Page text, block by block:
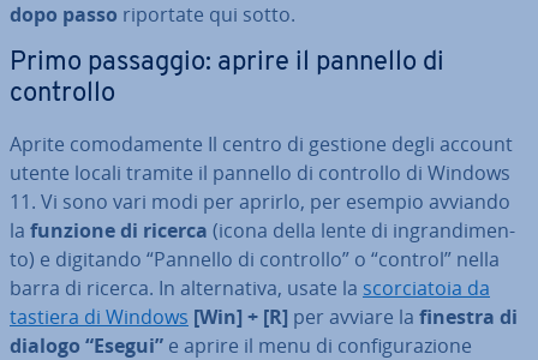
dopo passo riportate qui sotto.
Primo passaggio: aprire il pannello di
controllo
Aprite co­mo­da­men­te Il centro di gestione degli account
utente locali tramite il pannello di controllo di Windows
11. Vi sono vari modi per aprirlo, per esempio avviando
la funzione di ricerca (icona della lente di in­gran­di­men­
to) e digitando “Pannello di controllo” o “control” nella
barra di ricerca. In al­ter­na­ti­va, usate la scor­cia­to­ia da
tastiera di Windows [Win] + [R] per avviare la finestra di
dialogo “Esegui” e aprire il menu di con­fi­gu­ra­zio­ne